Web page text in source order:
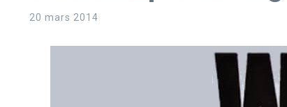
20 mars 2014